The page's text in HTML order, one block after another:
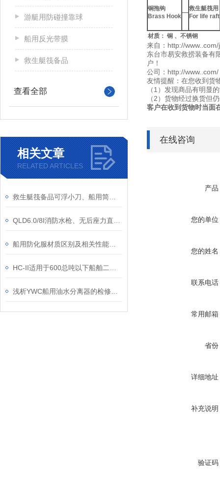
游艇用防碰撞靠球
船用反光带膜
救生艇筏备品
查看全部
相关文章
RELATED ARTICLES
铜拖钩
Brass Hook
—
救生艇筏用
For life raft
材质： 铜 、不锈钢
来自：http://
东台市易安救捞装备有
户！
公司：http://www..com/
友情提醒：在您收到货
（1）发现商品有明显
（2）货物经过换货但
客户在收到货物时当面
在线咨询
产品
您的单位
您的姓名
联系电话
常用邮箱
省份
详细地址
补充说明
验证码